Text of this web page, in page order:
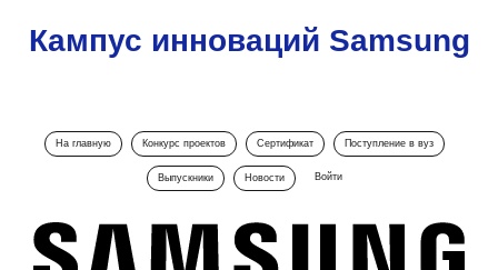
Кампус инноваций Samsung
На главную Конкурс проектов Сертификат Поступление в вуз
Выпускники Новости Войти